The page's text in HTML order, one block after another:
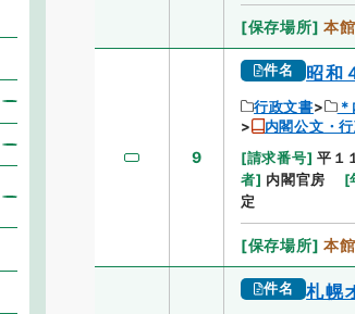
[保存場所] 本
9
件名 昭和
行政文書 ＊
内閣公文・
[請求番号] 平１
者] 内閣官房 [
定
[保存場所] 本
件名 札幌